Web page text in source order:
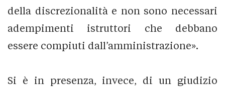
della discrezionalità e non sono necessari
adempimenti istruttori che debbano
essere compiuti dall’amministrazione».
Si è in presenza, invece, di un giudizio